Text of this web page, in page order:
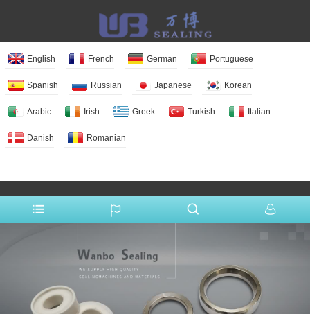
English French German Portuguese
Spanish Russian Japanese Korean
Arabic Irish Greek Turkish Italian
Danish Romanian